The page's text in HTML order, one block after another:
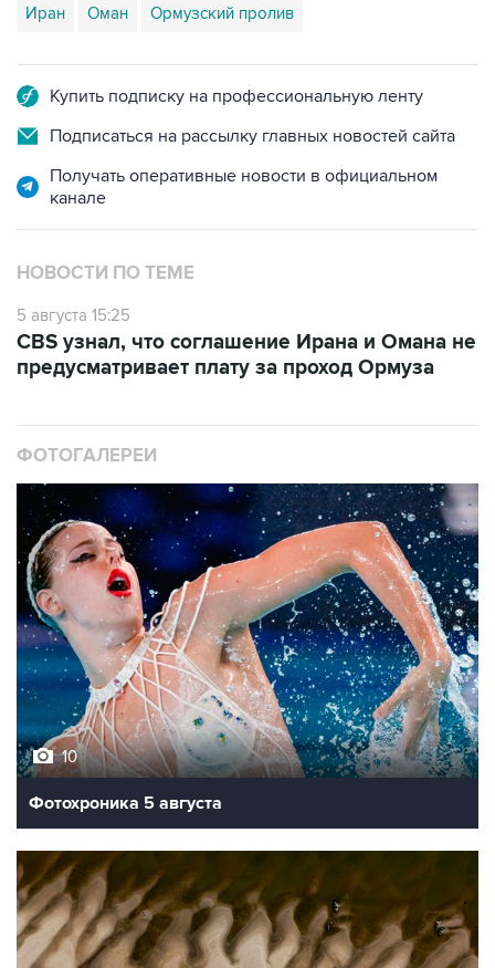
Подписаться на рассылку главных новостей сайта
Получать оперативные новости в официальном
НОВОСТИ ПО ТЕМЕ
5 августа 15:25
предусматривает плату за проход Ормуза
10
Фотохроника 5 августа